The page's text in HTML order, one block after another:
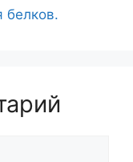
белков.